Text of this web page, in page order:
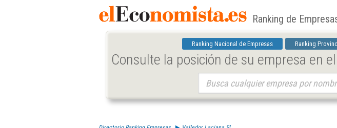
Ranking de
Ranking Nacional de Empresas Ranking
Consulte la posición de su empresa en